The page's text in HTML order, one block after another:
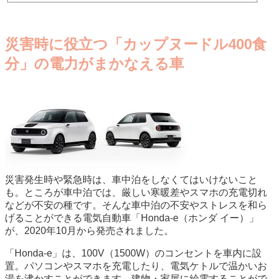
災害時に役立つ「カップヌードル400食
分」の電力がまかなえる車
災害発生時や緊急時は、車中泊をしなくてはいけないこと
も。ところが車中泊では、厳しい寒暖差やスマホの充電切れ
などが不安の種です。そんな車中泊の不安やストレスを和ら
げることができる電気自動車「Honda-e（ホンダ イー）」
が、2020年10月から発売されました。
「Honda-e」は、100V（1500W）のコンセントを車内に設
置。パソコンやスマホを充電したり、電気ケトルで温かいお